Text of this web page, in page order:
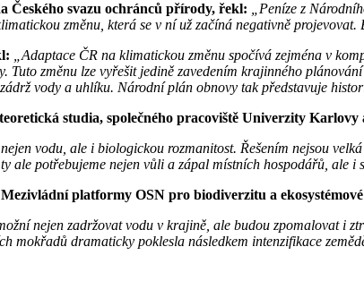
Českého svazu ochránců přírody, řekl:
Peníze z
změnu, která se v ní už začíná negativně
„Adaptace ČR na klimatickou změnu spočívá zejména v
změnu lze vyřešit jedině zavedením krajinného
vody a uhlíku. Národní plán obnovy tak představuje
studia, společného pracoviště Univerzity
vodu, ale i biologickou rozmanitost. Řešením nejsou
ale potřebujeme nejen vůli a zápal místních hospodářů, ale i
platformy OSN pro biodiverzitu a
nejen zadržovat vodu v krajině, ale budou zpomalovat i
mokřadů dramaticky poklesla následkem intenzifikace